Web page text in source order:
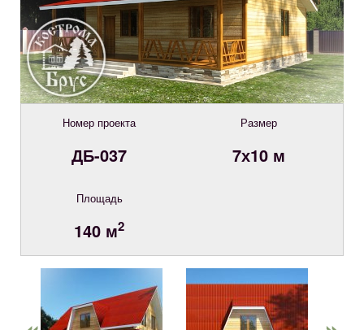
Номер проекта
ДБ-037
Размер
7х10 м
Площадь
140 м2